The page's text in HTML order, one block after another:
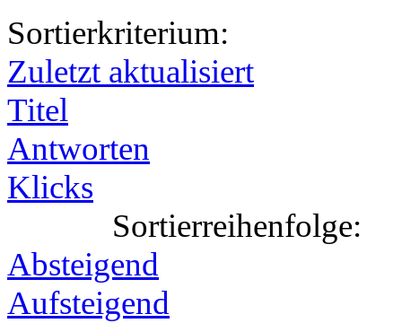
Sortierkriterium:
Zuletzt aktualisiert
Titel
Antworten
Klicks
Sortierreihenfolge:
Absteigend
Aufsteigend